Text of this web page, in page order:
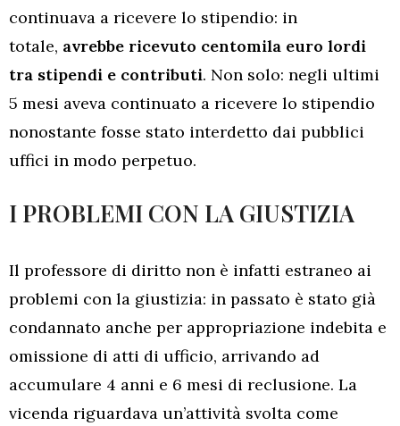
continuava a ricevere lo stipendio: in
totale, avrebbe ricevuto centomila euro lordi
tra stipendi e contributi. Non solo: negli ultimi
5 mesi aveva continuato a ricevere lo stipendio
nonostante fosse stato interdetto dai pubblici
uffici in modo perpetuo.
I PROBLEMI CON LA GIUSTIZIA
Il professore di diritto non è infatti estraneo ai
problemi con la giustizia: in passato è stato già
condannato anche per appropriazione indebita e
omissione di atti di ufficio, arrivando ad
accumulare 4 anni e 6 mesi di reclusione. La
vicenda riguardava un’attività svolta come